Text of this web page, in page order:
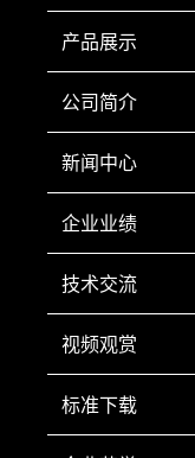
●重量：240kg。
上一页
产品展示
公司简介
新闻中心
企业业绩
技术交流
视频观赏
标准下载
20001023号-1 营业执照